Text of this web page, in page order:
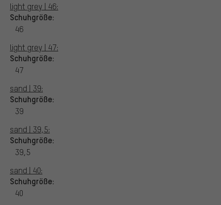
light grey | 46:
Schuhgröße:
46
light grey | 47:
Schuhgröße:
47
sand | 39:
Schuhgröße:
39
sand | 39,5:
Schuhgröße:
39,5
sand | 40:
Schuhgröße:
40